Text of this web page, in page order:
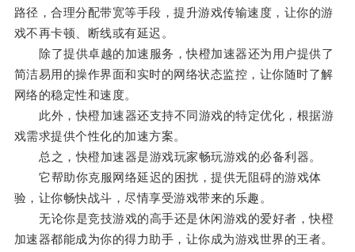
路径，合理分配带宽等手段，提升游戏传输速度，让你的游
戏不再卡顿、断线或有延迟。
除了提供卓越的加速服务，快橙加速器还为用户提供了
简洁易用的操作界面和实时的网络状态监控，让你随时了解
网络的稳定性和速度。
此外，快橙加速器还支持不同游戏的特定优化，根据游
戏需求提供个性化的加速方案。
总之，快橙加速器是游戏玩家畅玩游戏的必备利器。
它帮助你克服网络延迟的困扰，提供无阻碍的游戏体
验，让你畅快战斗，尽情享受游戏带来的乐趣。
无论你是竞技游戏的高手还是休闲游戏的爱好者，快橙
加速器都能成为你的得力助手，让你成为游戏世界的王者。